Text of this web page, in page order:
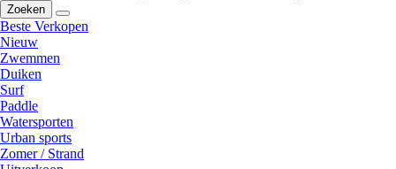
Zoeken
Beste Verkopen
Nieuw
Zwemmen
Duiken
Surf
Paddle
Watersporten
Urban sports
Zomer / Strand